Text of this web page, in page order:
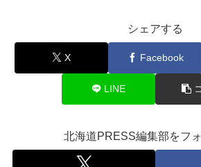
シェアする
X Facebook
LINE
北海道PRESS編集部をフ